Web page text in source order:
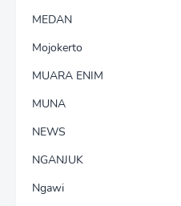
MEDAN
Mojokerto
MUARA ENIM
MUNA
NEWS
NGANJUK
Ngawi